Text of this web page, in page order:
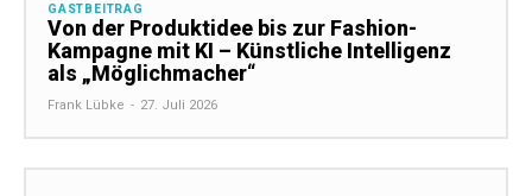
GASTBEITRAG
Von der Produktidee bis zur Fashion-
Kampagne mit KI – Künstliche Intelligenz
als „Möglichmacher“
Frank Lübke - 27. Juli 2026